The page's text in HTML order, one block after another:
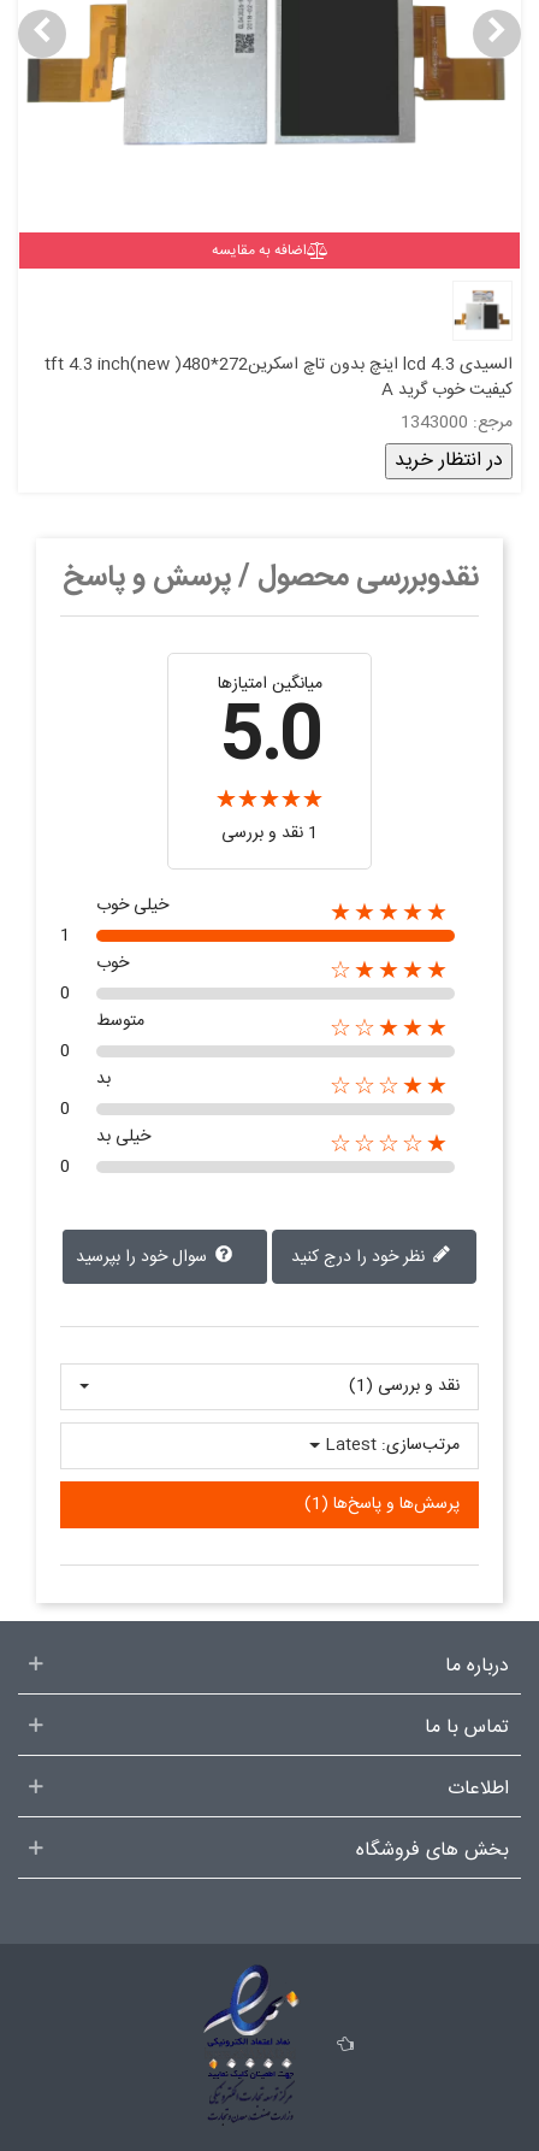
اضافه به مقایسه
السیدی 4.3 lcd اینچ بدون تاچ اسکرینtft 4.3 inch(new )480*272
کیفیت خوب گرید A
مرجع: 1343000
در انتظار خرید
نقدوبررسی محصول / پرسش و پاسخ
میانگین امتیازها
5.0
1 نقد و بررسی
★★★★★
خیلی خوب
1
★★★★☆
خوب
0
★★★☆☆
متوسط
0
★★☆☆☆
بد
0
★☆☆☆☆
خیلی بد
0
سوال خود را بپرسید
نقد و بررسی‌‌ (1)
پرسش‌ها و پاسخ‌ها (1)
مرتب‌سازی: Latest
درباره ما
تماس با ما
اطلاعات
بخش های فروشگاه